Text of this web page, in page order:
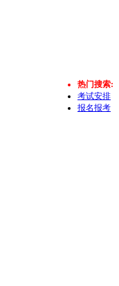
热门搜索:
考试安排
报名报考